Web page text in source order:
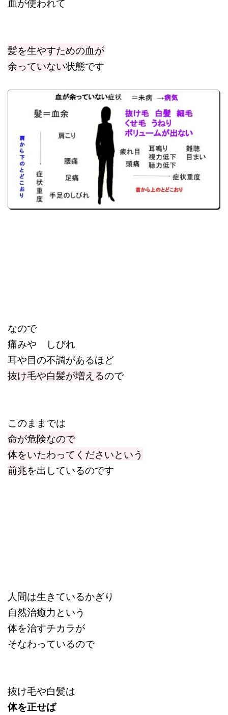
髪を生やすための血が
余っていない状態です
なので
痛みや しびれ
耳や目の不調があるほど
抜け毛や白髪が増えるので
このままでは
命が危険なので
体をいたわってくださいという
前兆を出しているのです
人間は生きているかぎり
自然治癒力という
体を治すチカラが
そなわっているので
抜け毛や白髪は
体を正せば